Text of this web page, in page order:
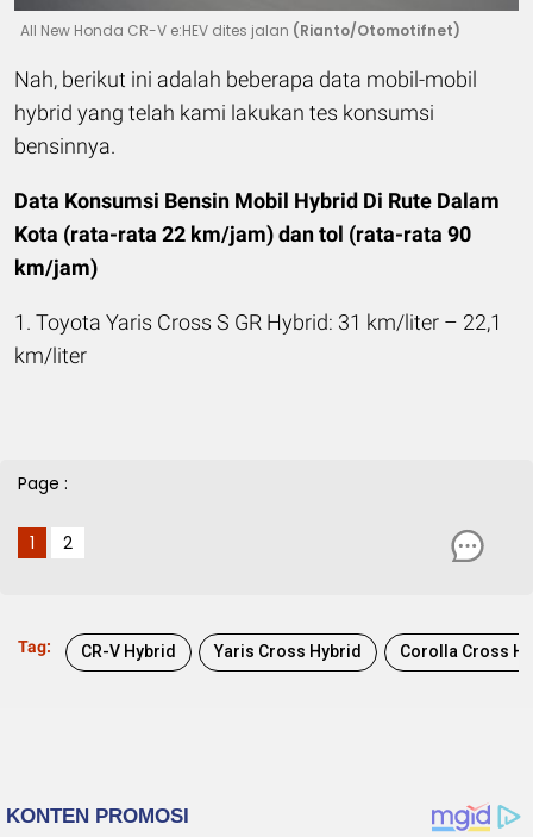
All New Honda CR-V e:HEV dites jalan (Rianto/Otomotifnet)
Nah, berikut ini adalah beberapa data mobil-mobil
hybrid yang telah kami lakukan tes konsumsi
bensinnya.
Data Konsumsi Bensin Mobil Hybrid Di Rute Dalam
Kota (rata-rata 22 km/jam) dan tol (rata-rata 90
km/jam)
1. Toyota Yaris Cross S GR Hybrid: 31 km/liter – 22,1
km/liter
Page :
1 2
Tag: CR-V Hybrid Yaris Cross Hybrid